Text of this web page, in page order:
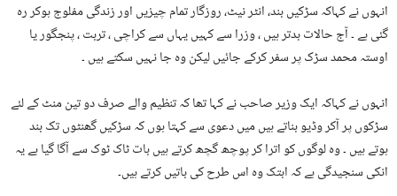
انہوں نے کہاکہ سڑکیں بند، انٹر نیٹ، روزگار تمام چیزیں اور زندگی مفلوج ہوکر رہ
گئی ہے ۔ آج حالات بدتر ہیں ، وزرا سے کہیں یہاں سے کراچی ، تربت ، پنجگور یا
اوستہ محمد سڑک پر سفر کرکے جائیں لیکن وہ جا نہیں سکتے ہیں ۔
انہوں نے کہاکہ ایک وزیر صاحب نے کہا تھا کہ تنظیم والے صرف دو تین منٹ کے لئے
سڑکوں پر آکر وڈیو بناتے ہیں میں دعوی سے کہتا ہوں کہ سڑکیں گھنٹوں تک بند
ہوتے ہیں ۔ وہ لوگوں کو اترا کر پوچھ گچھ کرتے ہیں بات ٹاک ٹوک سے آگا گیا ہے یہ
انکی سنجیدگی ہے کہ ابتک وہ اس طرح کی باتیں کرتے ہیں۔